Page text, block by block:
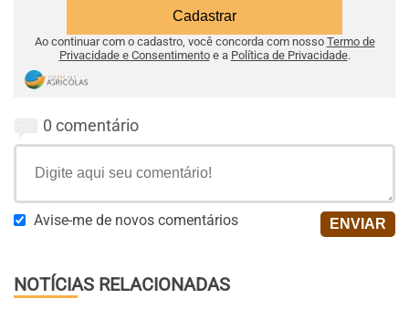
Ao continuar com o cadastro, você concorda com nosso Termo de
Privacidade e Consentimentoe a Política de Privacidade.
0 comentário
Avise-me de novos comentários
NOTÍCIAS RELACIONADAS